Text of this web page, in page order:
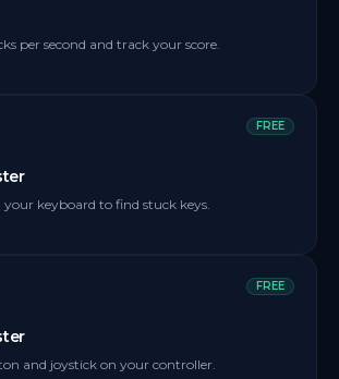
per second and track your score.
FREE
your keyboard to find stuck keys.
FREE
and joystick on your controller.